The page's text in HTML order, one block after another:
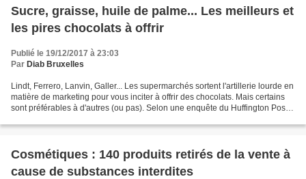
Sucre, graisse, huile de palme... Les meilleurs et
les pires chocolats à offrir
Publié le 19/12/2017 à 23:03
Par Diab Bruxelles
Lindt, Ferrero, Lanvin, Galler... Les supermarchés sortent l'artillerie lourde en
matière de marketing pour vous inciter à offrir des chocolats. Mais certains
sont préférables à d'autres (ou pas). Selon une enquête du Huffington Post
Cosmétiques : 140 produits retirés de la vente à
cause de substances interdites